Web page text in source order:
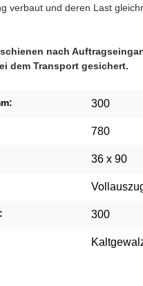
verbaut und deren Last
nach
dem Transport gesichert.
300
780
36 x 90
300